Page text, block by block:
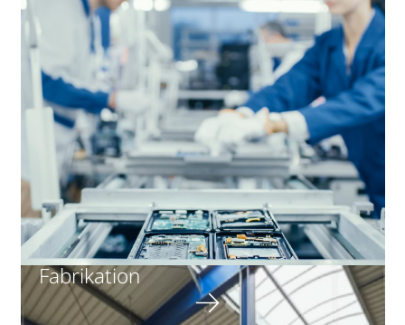
Fabrikation